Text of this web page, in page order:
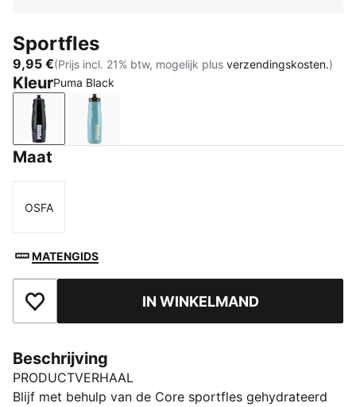
Sportfles
9,95 €(Prijs incl. 21% btw, mogelijk plus verzendingskosten.)
KleurPuma Black
Puma BlackBaltic Sea Blue
Maat
Maat
OSFA
MATENGIDS
Toegevoegd aan favorietenIN WINKELMAND
Beschrijving
PRODUCTVERHAAL
Blijf met behulp van de Core sportfles gehydrateerd